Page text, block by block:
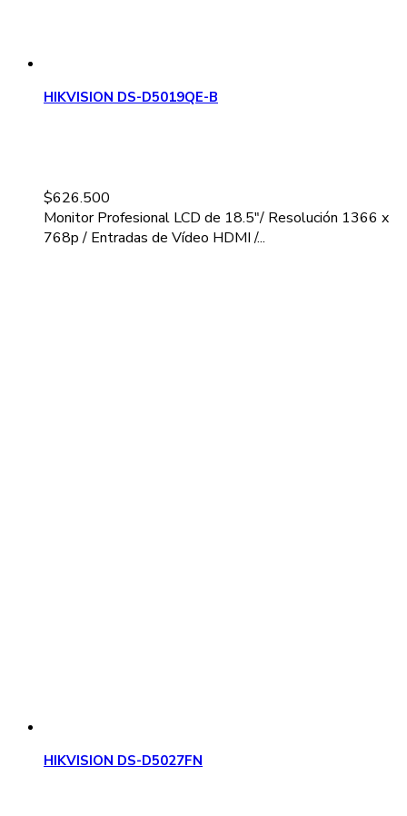
HIKVISION DS-D5019QE-B
$626.500
Monitor Profesional LCD de 18.5"/ Resolución 1366 x
768p / Entradas de Vídeo HDMI /...
HIKVISION DS-D5027FN